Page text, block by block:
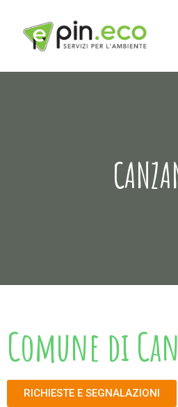
Comune di
RICHIESTE E SEGNALAZIONI